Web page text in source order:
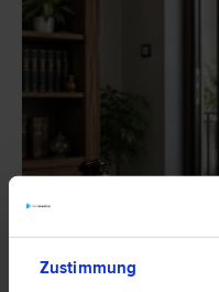
Zustimmung